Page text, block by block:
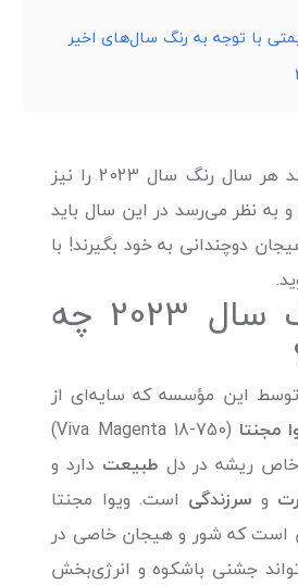
با توجه به رنگ سال‌های اخیر
مؤسسه پنتون مانند هر سال رنگ سال 2023 را نیز
نظر می‌رسد در این سال باید
دوچندانی به خود بگیرند! با
درباره رنگ سال 2023 چه
این مؤسسه که سایه‌ای از
مجنتا
(Viva Magenta 18-750)
خاص ریشه در دل طبیعت دارد و
و سرزندگی است. ویوا مجنتا
است که شور و هیجان خاصی در
جشنی باشکوه و انرژی‌بخش